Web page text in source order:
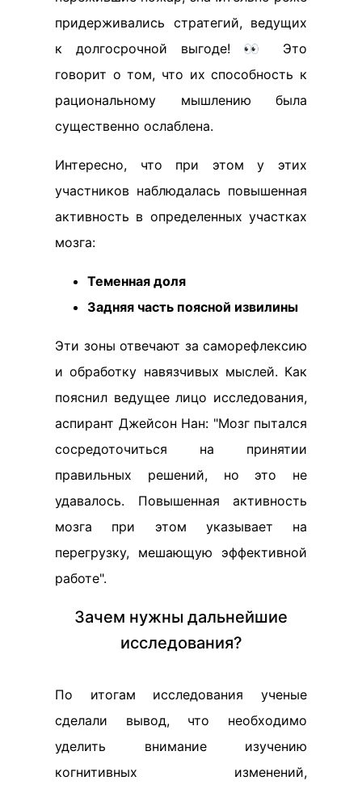
придерживались стратегий, ведущих
к долгосрочной выгоде! 👀 Это
говорит о том, что их способность к
рациональному мышлению была
существенно ослаблена.
Интересно, что при этом у этих
участников наблюдалась повышенная
активность в определенных участках
мозга:
Теменная доля
Задняя часть поясной извилины
Эти зоны отвечают за саморефлексию
и обработку навязчивых мыслей. Как
пояснил ведущее лицо исследования,
аспирант Джейсон Нан: "Мозг пытался
сосредоточиться на принятии
правильных решений, но это не
удавалось. Повышенная активность
мозга при этом указывает на
перегрузку, мешающую эффективной
работе".
Зачем нужны дальнейшие
исследования?
По итогам исследования ученые
сделали вывод, что необходимо
уделить внимание изучению
когнитивных изменений,